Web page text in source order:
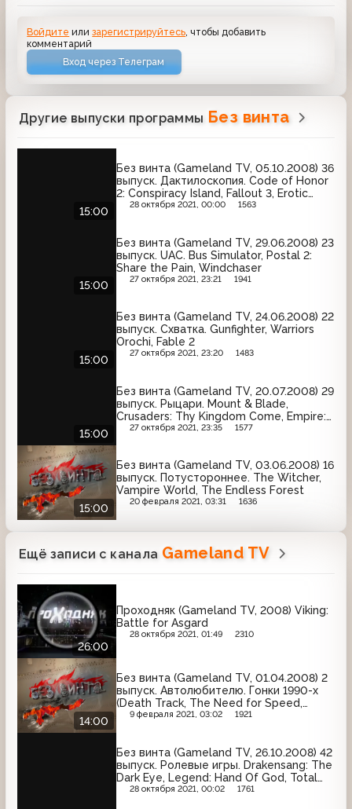
Войдите илизарегистрируйтесь , чтобы добавить
комментарий
Вход через Телеграм
Другие выпуски программы Без винта
15:00
Без винта (Gameland TV, 05.10.2008) 36
выпуск. Дактилоскопия. Code of Honor
2: Conspiracy Island, Fallout 3, Erotic
Empire
28 октября 2021, 00:00 1563
15:00
Без винта (Gameland TV, 29.06.2008) 23
выпуск. UAC. Bus Simulator, Postal 2:
Share the Pain, Windchaser
27 октября 2021, 23:21 1941
15:00
Без винта (Gameland TV, 24.06.2008) 22
выпуск. Схватка. Gunfighter, Warriors
Orochi, Fable 2
27 октября 2021, 23:20 1483
15:00
Без винта (Gameland TV, 20.07.2008) 29
выпуск. Рыцари. Mount & Blade,
Crusaders: Thy Kingdom Come, Empire:
Total War
27 октября 2021, 23:35 1577
15:00
Без винта (Gameland TV, 03.06.2008) 16
выпуск. Потустороннее. The Witcher,
Vampire World, The Endless Forest
20 февраля 2021, 03:31 1636
Ещё записи с канала Gameland TV
26:00
Проходняк (Gameland TV, 2008) Viking:
Battle for Asgard
28 октября 2021, 01:49 2310
14:00
Без винта (Gameland TV, 01.04.2008) 2
выпуск. Автолюбителю. Гонки 1990-х
(Death Track, The Need for Speed,
Monster Truck Madness, Carmageddon,
4: Modern Warfare
9 февраля 2021, 03:02 1921
Без винта (Gameland TV, 26.10.2008) 42
выпуск. Ролевые игры. Drakensang: The
Dark Eye, Legend: Hand Of God, Total
Battleship
28 октября 2021, 00:02 1761